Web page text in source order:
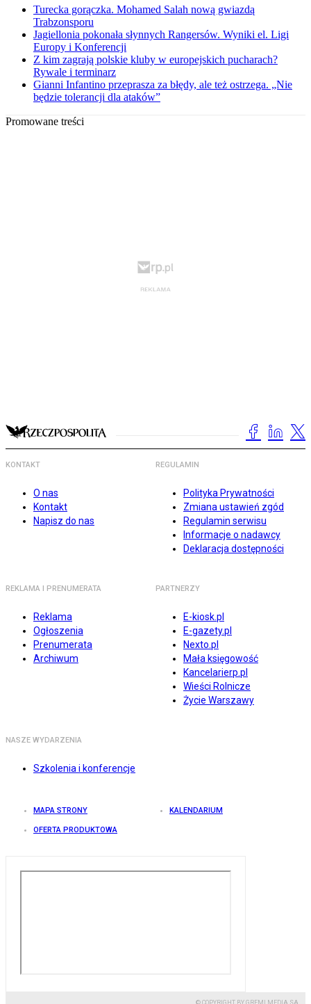
Turecka gorączka. Mohamed Salah nową gwiazdą
Trabzonsporu
Jagiellonia pokonała słynnych Rangersów. Wyniki el. Ligi
Europy i Konferencji
Z kim zagrają polskie kluby w europejskich pucharach?
Rywale i terminarz
Gianni Infantino przeprasza za błędy, ale też ostrzega. „Nie
będzie tolerancji dla ataków”
Promowane treści
KONTAKT
O nas
Kontakt
Napisz do nas
REGULAMIN
Polityka Prywatności
Zmiana ustawień zgód
Regulamin serwisu
Informacje o nadawcy
Deklaracja dostępności
REKLAMA I PRENUMERATA
Reklama
Ogłoszenia
Prenumerata
Archiwum
PARTNERZY
E-kiosk.pl
E-gazety.pl
Nexto.pl
Mała księgowość
Kancelarierp.pl
Wieści Rolnicze
Życie Warszawy
NASZE WYDARZENIA
Szkolenia i konferencje
MAPA STRONY KALENDARIUM
OFERTA PRODUKTOWA